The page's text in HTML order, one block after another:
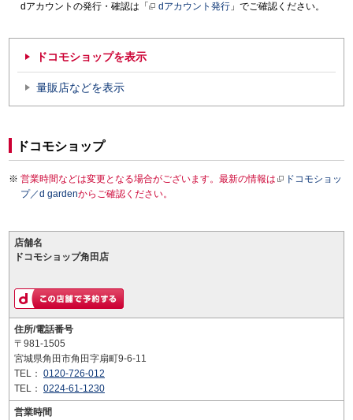
dアカウントの発行・確認は「
dアカウント発行 」でご確認ください。
ドコモショップを表示
量販店などを表示
ドコモショップ
営業時間などは変更となる場合がございます。最新の情報は
ドコモショッ
プ／d gardenからご確認ください。
店舗名
ドコモショップ角田店
住所/電話番号
〒981-1505
宮城県角田市角田字扇町9-6-11
TEL： 0120-726-012
TEL： 0224-61-1230
営業時間